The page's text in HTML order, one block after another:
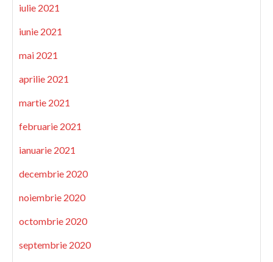
iulie 2021
iunie 2021
mai 2021
aprilie 2021
martie 2021
februarie 2021
ianuarie 2021
decembrie 2020
noiembrie 2020
octombrie 2020
septembrie 2020